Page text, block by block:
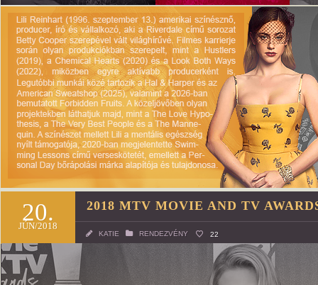
20.
JÚN/2018
2018 MTV MOVIE AND TV
KATIE RENDEZVÉNY 22